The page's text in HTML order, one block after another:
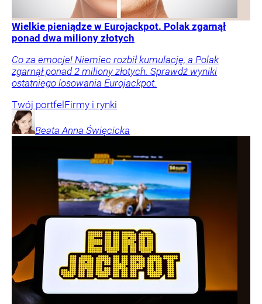
Wielkie pieniądze w Eurojackpot. Polak zgarnął
ponad dwa miliony złotych
Co za emocje! Niemiec rozbił kumulację, a Polak
zgarnął ponad 2 miliony złotych. Sprawdź wyniki
ostatniego losowania Eurojackpot.
Twój portfel Firmy i rynki
Beata Anna Święcicka